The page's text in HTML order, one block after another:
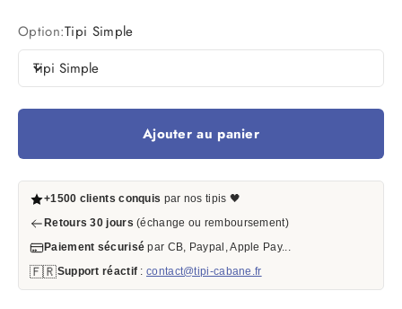
Option:Tipi Simple
Tipi Simple
Ajouter au panier
+1500 clients conquis par nos tipis 🖤
Retours 30 jours (échange ou remboursement)
Paiement sécurisé par CB, Paypal, Apple Pay...
🇫🇷Support réactif :contact@tipi-cabane.fr